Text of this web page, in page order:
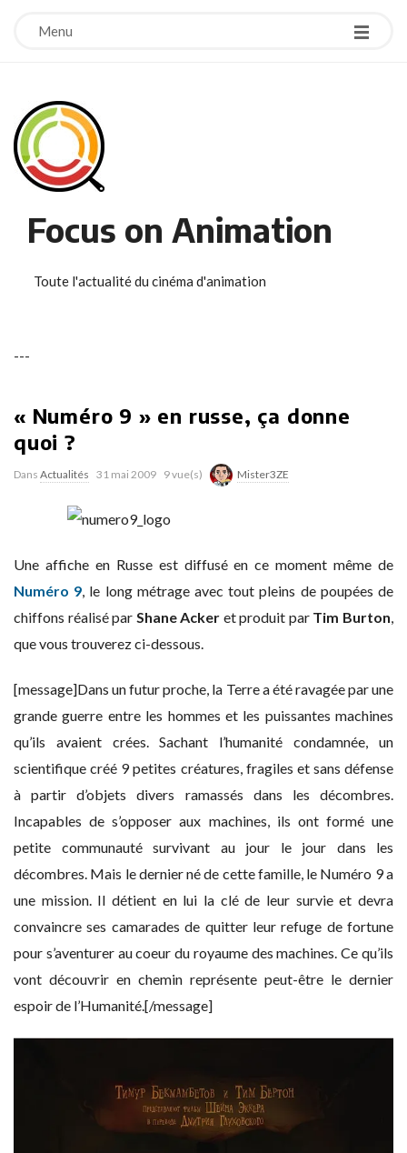
Menu
Focus on Animation
Toute l'actualité du cinéma d'animation
---
« Numéro 9 » en russe, ça donne
quoi ?
Dans Actualités 31 mai 2009 9 vue(s) Mister3ZE
Une affiche en Russe est diffusé en ce moment même de
Numéro 9, le long métrage avec tout pleins de poupées de
chiffons réalisé par Shane Acker et produit parTim Burton,
que vous trouverez ci-dessous.
[message]Dans un futur proche, la Terre a été ravagée par une
grande guerre entre les hommes et les puissantes machines
qu’ils avaient crées. Sachant l’humanité condamnée, un
scientifique créé 9 petites créatures, fragiles et sans défense
à partir d’objets divers ramassés dans les décombres.
Incapables de s’opposer aux machines, ils ont formé une
petite communauté survivant au jour le jour dans les
décombres. Mais le dernier né de cette famille, le Numéro 9 a
une mission. Il détient en lui la clé de leur survie et devra
convaincre ses camarades de quitter leur refuge de fortune
pour s’aventurer au coeur du royaume des machines. Ce qu’ils
vont découvrir en chemin représente peut-être le dernier
espoir de l’Humanité.[/message]